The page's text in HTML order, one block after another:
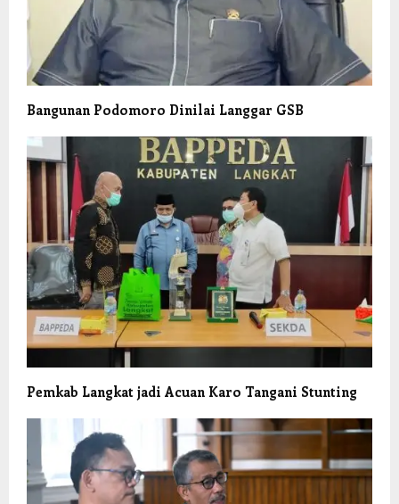
Bangunan Podomoro Dinilai Langgar GSB
Pemkab Langkat jadi Acuan Karo Tangani Stunting